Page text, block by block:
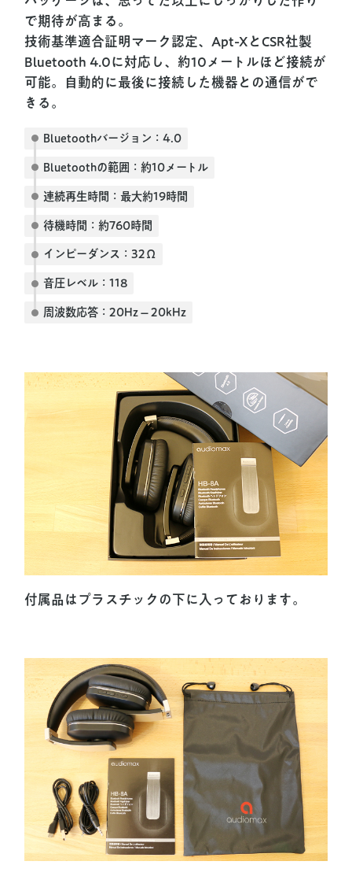
で期待が高まる。
技術基準適合証明マーク認定、Apt-XとCSR社製
Bluetooth 4.0に対応し、約10メートルほど接続が
可能。自動的に最後に接続した機器との通信がで
きる。
Bluetoothバージョン：4.0
Bluetoothの範囲：約10メートル
連続再生時間：最大約19時間
待機時間：約760時間
インピーダンス：32Ω
音圧レベル：118
周波数応答：20Hz – 20kHz
付属品はプラスチックの下に入っております。